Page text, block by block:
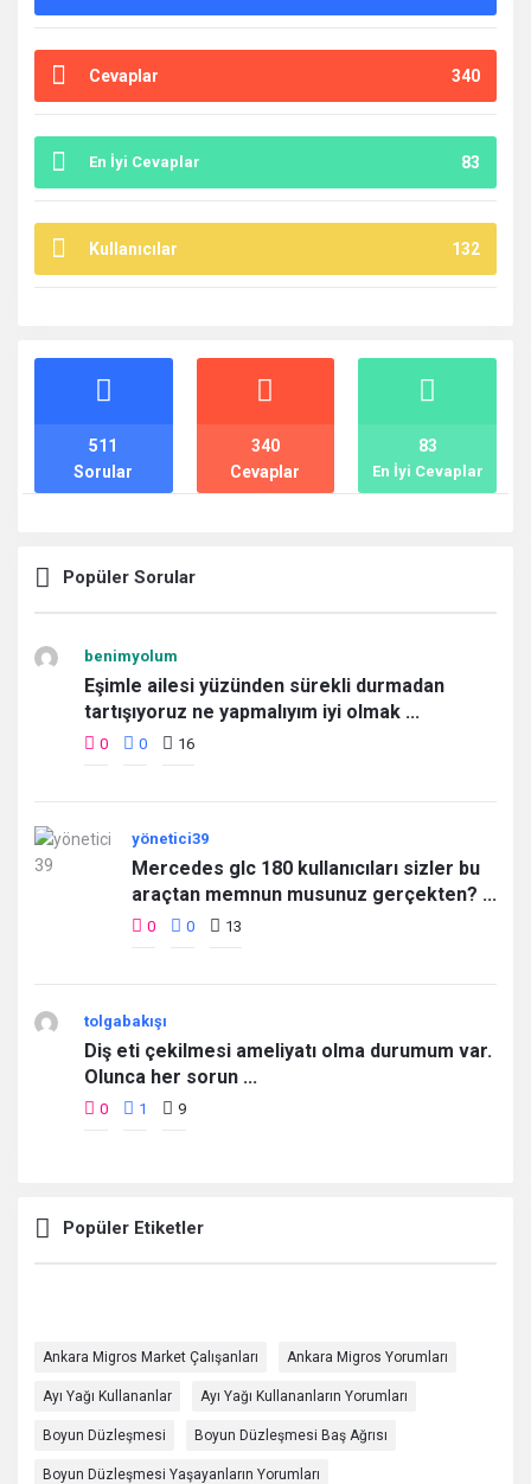
Cevaplar 340
En İyi Cevaplar 83
Kullanıcılar 132
İstatistikler
Sorular
511
Cevaplar
340
En İyi Cevaplar
83
Popüler Sorular
benimyolum
Eşimle ailesi yüzünden sürekli durmadan
tartışıyoruz ne yapmalıyım iyi olmak ...
0 0 16
yönetici39
Mercedes glc 180 kullanıcıları sizler bu
araçtan memnun musunuz gerçekten? ...
0 0 13
tolgabakışı
Diş eti çekilmesi ameliyatı olma durumum var.
Olunca her sorun ...
0 1 9
Popüler Etiketler
Ankara Migros Market Çalışanları Ankara Migros Yorumları
Ayı Yağı Kullananlar Ayı Yağı Kullananların Yorumları
Boyun Düzleşmesi Boyun Düzleşmesi Baş Ağrısı
Boyun Düzleşmesi Yaşayanların Yorumları